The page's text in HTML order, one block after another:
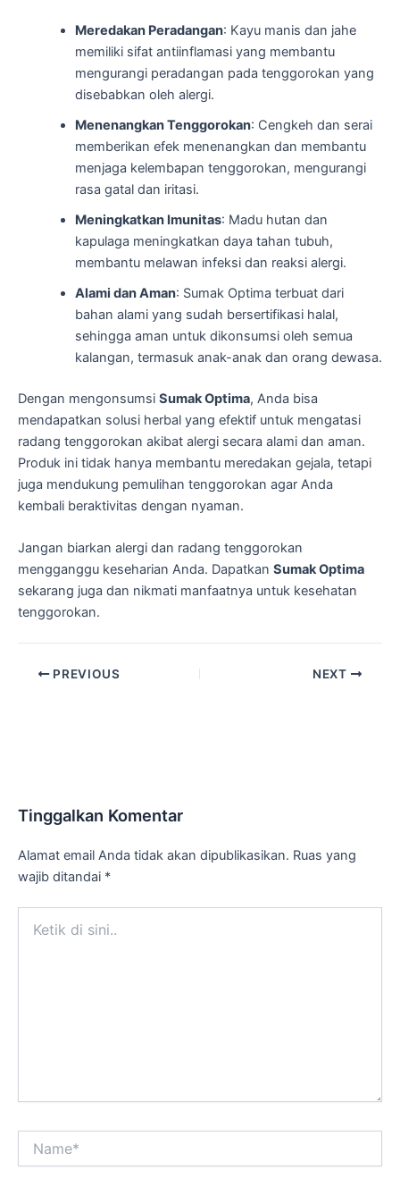
Meredakan Peradangan: Kayu manis dan jahe
memiliki sifat antiinflamasi yang membantu
mengurangi peradangan pada tenggorokan yang
disebabkan oleh alergi.
Menenangkan Tenggorokan: Cengkeh dan serai
memberikan efek menenangkan dan membantu
menjaga kelembapan tenggorokan, mengurangi
rasa gatal dan iritasi.
Meningkatkan Imunitas: Madu hutan dan
kapulaga meningkatkan daya tahan tubuh,
membantu melawan infeksi dan reaksi alergi.
Alami dan Aman: Sumak Optima terbuat dari
bahan alami yang sudah bersertifikasi halal,
sehingga aman untuk dikonsumsi oleh semua
kalangan, termasuk anak-anak dan orang dewasa.
Dengan mengonsumsi Sumak Optima, Anda bisa
mendapatkan solusi herbal yang efektif untuk mengatasi
radang tenggorokan akibat alergi secara alami dan aman.
Produk ini tidak hanya membantu meredakan gejala, tetapi
juga mendukung pemulihan tenggorokan agar Anda
kembali beraktivitas dengan nyaman.
Jangan biarkan alergi dan radang tenggorokan
mengganggu keseharian Anda. Dapatkan Sumak Optima
sekarang juga dan nikmati manfaatnya untuk kesehatan
tenggorokan.
PREVIOUS NEXT
Tinggalkan Komentar
Alamat email Anda tidak akan dipublikasikan. Ruas yang
wajib ditandai *